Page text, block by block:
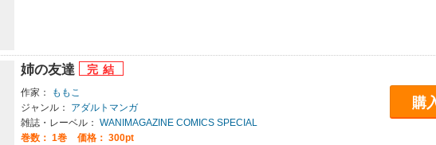
姉の友達
作家：
ももこ
ジャンル：
アダルトマンガ
雑誌・レーベル： WANIMAGAZINE COMICS SPECIAL
巻数： 1巻
価格： 300pt
購